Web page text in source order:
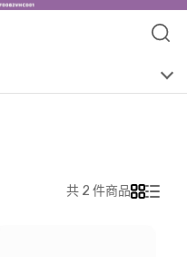
共 2 件商品